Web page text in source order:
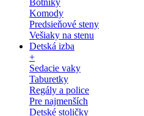
Botníky
Komody
Predsieňové steny
Vešiaky na stenu
Detská izba
+
Sedacie vaky
Taburetky
Regály a police
Pre najmenších
Detské stoličky